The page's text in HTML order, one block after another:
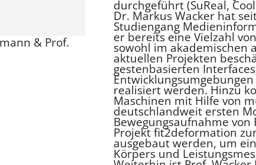
& Prof.
durchgeführt (SuReal,
Dr. Markus Wacker hat
Studiengang
er bereits eine Vielzahl
sowohl im akademischen
aktuellen Projekten
gestenbasierten
realisiert werden. Hinzu
Maschinen mit Hilfe von
deutschlandweit ersten
Bewegungsaufnahme von
Projekt fit2deformation
ausgebaut werden, um
Körpers und